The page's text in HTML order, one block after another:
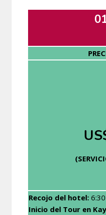
Recojo del hotel:
Inicio del Tour en